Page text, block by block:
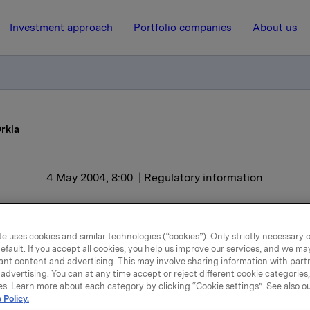
Investment approach Portfolio companies About us
4 May 2004, 8:00 | Regulatory information
Orklas 40 prosent eierandel i Carlsberg ga et proveny på
og en bokført gevinst på 12.529 millioner kroner. Det blir
på 6 milliarder kr 19. mai.
uses cookies and similar technologies (“cookies”). Only strictly necessary
If you accept all cookies, you help us improve our services, and we
content and advertising. This may involve sharing information with
You can at any time accept or reject different cookie
Learn more about each category by clicking “Cookie settings”. See also
Policy.